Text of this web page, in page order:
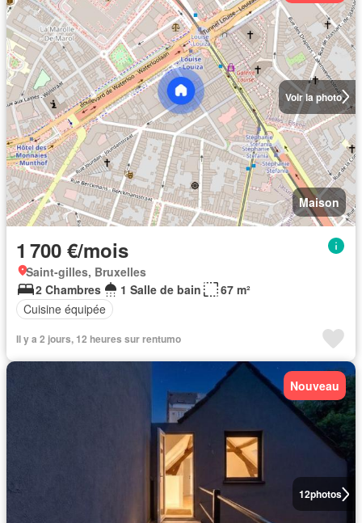
Voir la photo
Maison
1 700 €/mois
Saint-gilles, Bruxelles
2 Chambres
1 Salle de bain
67 m²
Cuisine équipée
Il y a 2 jours, 12 heures sur rentumo
12photos
Nouveau